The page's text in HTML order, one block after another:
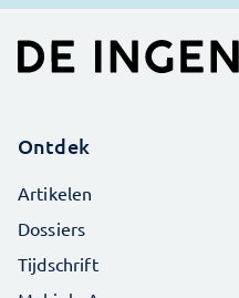
Ontdek
Artikelen
Dossiers
Tijdschrift